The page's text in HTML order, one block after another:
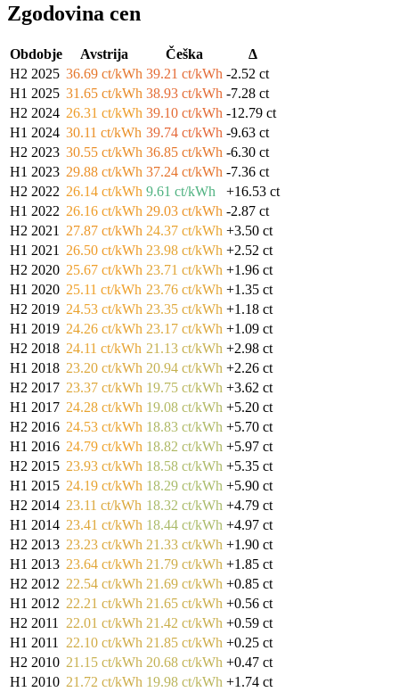
Zgodovina cen
Obdobje Avstrija Češka
Δ
H2 2025 36.69 ct/kWh 39.21 ct/kWh -2.52 ct
H1 2025 31.65 ct/kWh 38.93 ct/kWh -7.28 ct
H2 2024 26.31 ct/kWh 39.10 ct/kWh -12.79 ct
H1 2024 30.11 ct/kWh 39.74 ct/kWh -9.63 ct
H2 2023 30.55 ct/kWh 36.85 ct/kWh -6.30 ct
H1 2023 29.88 ct/kWh 37.24 ct/kWh -7.36 ct
H2 2022 26.14 ct/kWh 9.61 ct/kWh
+16.53 ct
H1 2022 26.16 ct/kWh 29.03 ct/kWh -2.87 ct
H2 2021
27.87 ct/kWh 24.37 ct/kWh +3.50 ct
H1 2021
26.50 ct/kWh 23.98 ct/kWh +2.52 ct
H2 2020 25.67 ct/kWh 23.71 ct/kWh +1.96 ct
H1 2020 25.11 ct/kWh 23.76 ct/kWh +1.35 ct
H2 2019 24.53 ct/kWh 23.35 ct/kWh +1.18 ct
H1 2019 24.26 ct/kWh 23.17 ct/kWh +1.09 ct
H2 2018 24.11 ct/kWh 21.13 ct/kWh +2.98 ct
H1 2018 23.20 ct/kWh 20.94 ct/kWh +2.26 ct
H2 2017 23.37 ct/kWh 19.75 ct/kWh +3.62 ct
H1 2017 24.28 ct/kWh 19.08 ct/kWh +5.20 ct
H2 2016 24.53 ct/kWh 18.83 ct/kWh +5.70 ct
H1 2016 24.79 ct/kWh 18.82 ct/kWh +5.97 ct
H2 2015 23.93 ct/kWh 18.58 ct/kWh +5.35 ct
H1 2015 24.19 ct/kWh 18.29 ct/kWh +5.90 ct
H2 2014 23.11 ct/kWh 18.32 ct/kWh +4.79 ct
H1 2014 23.41 ct/kWh 18.44 ct/kWh +4.97 ct
H2 2013 23.23 ct/kWh 21.33 ct/kWh +1.90 ct
H1 2013 23.64 ct/kWh 21.79 ct/kWh +1.85 ct
H2 2012 22.54 ct/kWh 21.69 ct/kWh +0.85 ct
H1 2012 22.21 ct/kWh 21.65 ct/kWh +0.56 ct
H2 2011
22.01 ct/kWh 21.42 ct/kWh +0.59 ct
H1 2011
22.10 ct/kWh 21.85 ct/kWh +0.25 ct
H2 2010 21.15 ct/kWh 20.68 ct/kWh +0.47 ct
H1 2010 21.72 ct/kWh 19.98 ct/kWh +1.74 ct